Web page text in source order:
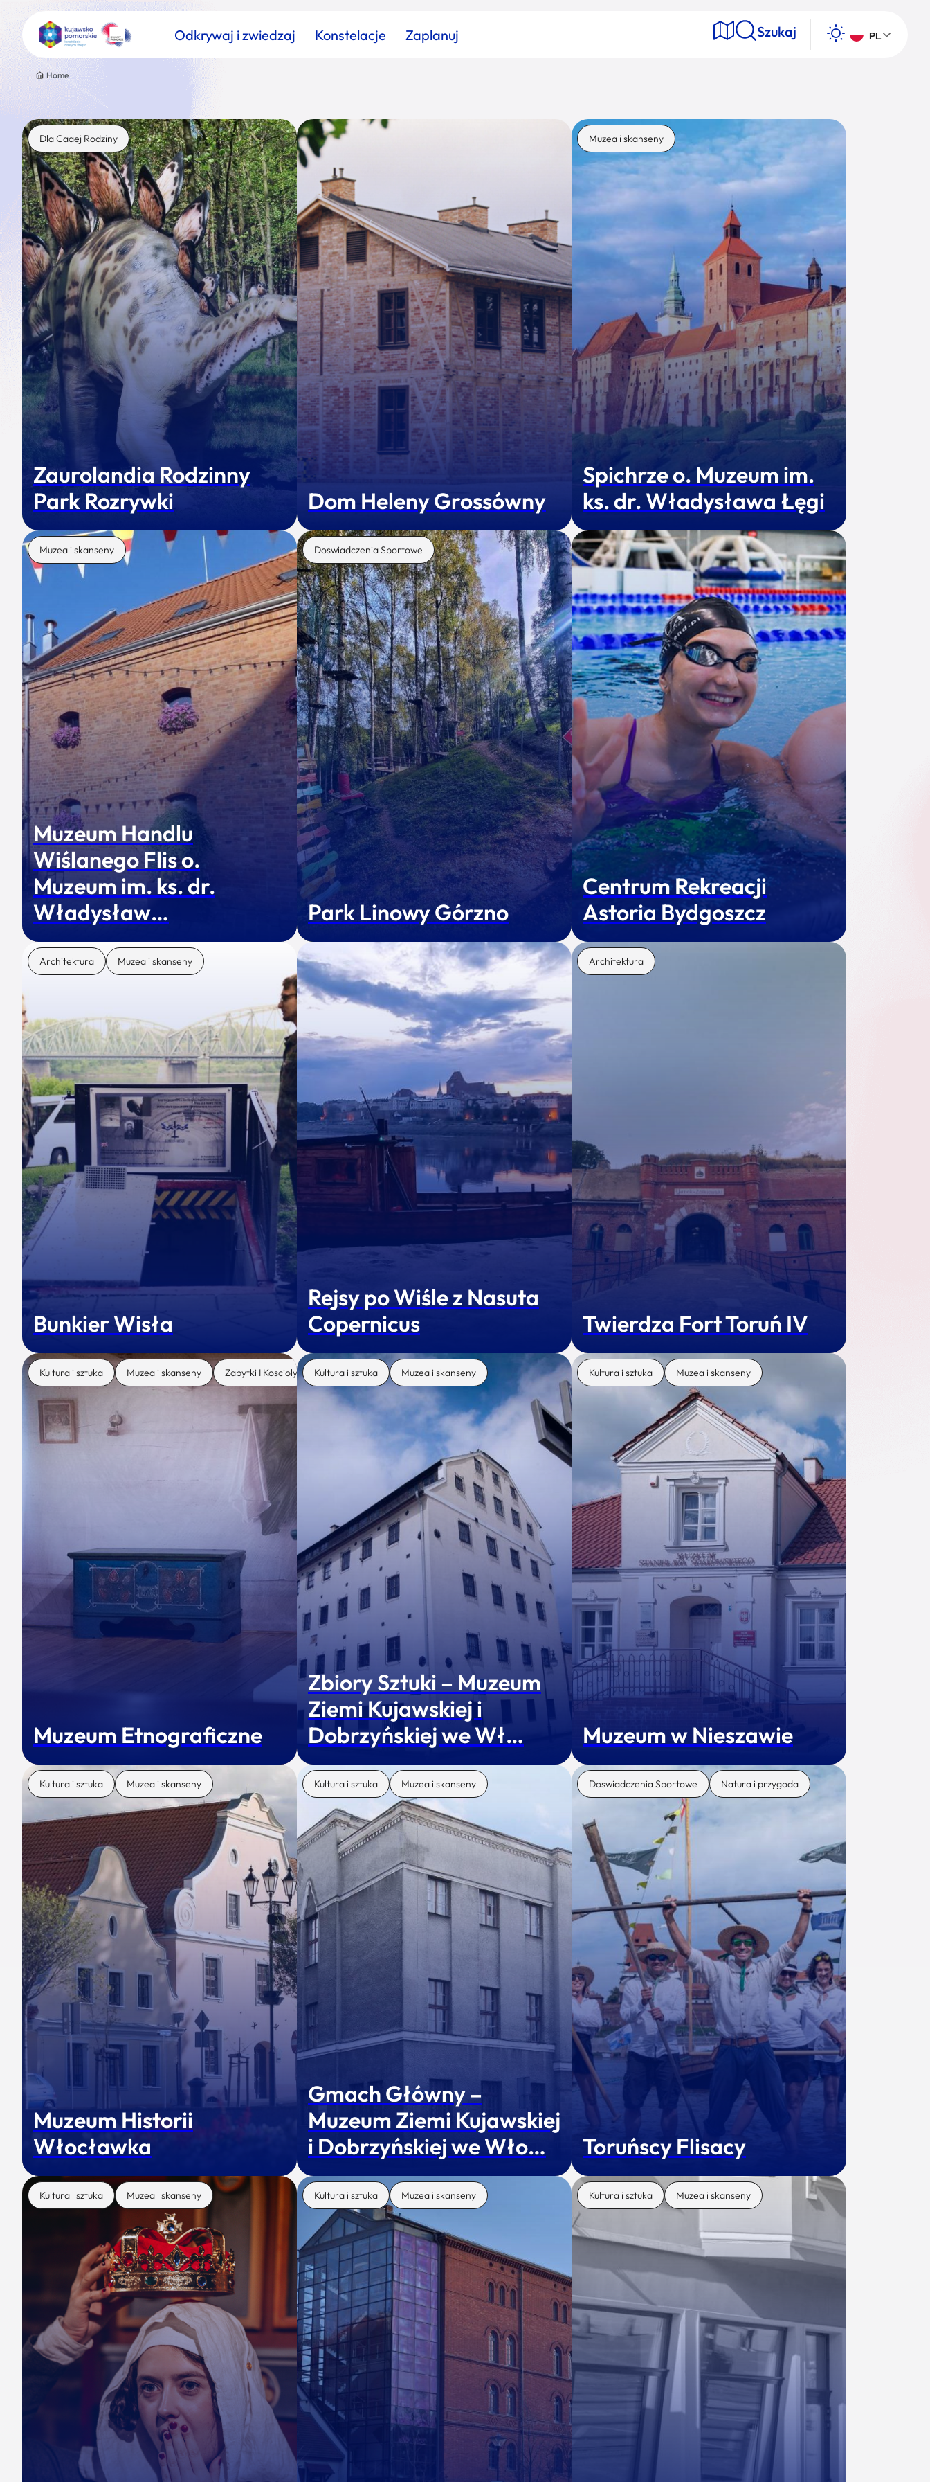
Odkrywaj i zwiedzaj Konstelacje Zaplanuj Szukaj PL
Znajdź atrakcję
Nazwa atrakcji Miasto
Home
Dla Caaej Rodziny
Zaurolandia Rodzinny
Park Rozrywki
Dom Heleny Grossówny
Muzea i skanseny
Spichrze o. Muzeum im.
ks. dr. Władysława Łęgi
Muzea i skanseny
Muzeum Handlu
Wiślanego Flis o.
Muzeum im. ks. dr.
Władysław…
Doswiadczenia Sportowe
Park Linowy Górzno
Centrum Rekreacji
Astoria Bydgoszcz
Architektura Muzea i skanseny
Bunkier Wisła
Rejsy po Wiśle z Nasuta
Copernicus
Architektura
Twierdza Fort Toruń IV
Kultura i sztuka Muzea i skanseny Zabytki I Koscioly
Muzeum Etnograficzne
Kultura i sztuka Muzea i skanseny
Zbiory Sztuki – Muzeum
Ziemi Kujawskiej i
Dobrzyńskiej we Wł…
Kultura i sztuka Muzea i skanseny
Muzeum w Nieszawie
Kultura i sztuka Muzea i skanseny
Muzeum Historii
Włocławka
Kultura i sztuka Muzea i skanseny
Gmach Główny –
Muzeum Ziemi Kujawskiej
i Dobrzyńskiej we Wło…
Doswiadczenia Sportowe Natura i przygoda
Toruńscy Flisacy
Kultura i sztuka Muzea i skanseny Kultura i sztuka Muzea i skanseny Kultura i sztuka Muzea i skanseny